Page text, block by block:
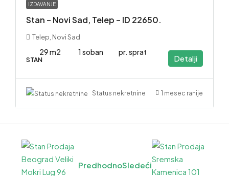
IZDAVANJE
Stan – Novi Sad, Telep – ID 22650.
Telep, Novi Sad
29 m2 1 soban pr. sprat
STAN Detalji
Status nekretnine 1 mesec ranije
PredhodnoSledeći